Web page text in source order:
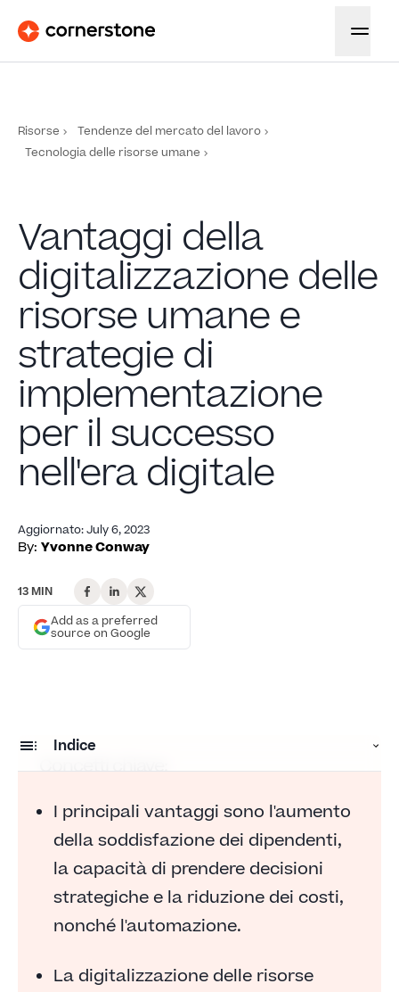
Risorse
Tendenze del mercato del lavoro
Tecnologia delle risorse umane
Vantaggi della
digitalizzazione delle
risorse umane e
strategie di
implementazione
per il successo
nell'era digitale
Aggiornato:July 6, 2023
By: Yvonne Conway
13 MIN
Add as a preferred
source on Google
Indice
umane
Componenti chiave della digitalizzazione delle
risorse umane
Superare le sfide e implementare le risorse umane
Concetti chiave:
I principali vantaggi sono l'aumento
della soddisfazione dei dipendenti,
la capacità di prendere decisioni
strategiche e la riduzione dei costi,
nonché l'automazione.
La digitalizzazione delle risorse